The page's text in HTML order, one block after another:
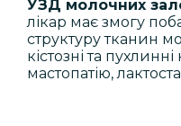
УЗД молочних
лікар має змогу
структуру тканин
кістозні та
мастопатію,